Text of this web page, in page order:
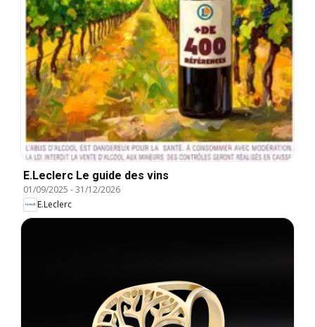
E.Leclerc Le guide des vins
01/09/2025 -31/12/2026
E.Leclerc